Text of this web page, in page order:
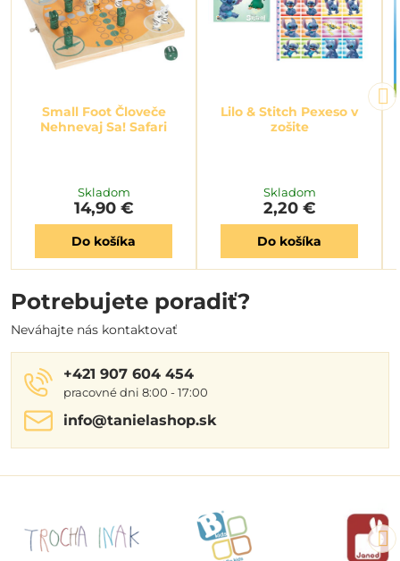
Small Foot Človeče
Nehnevaj Sa! Safari
Skladom
14,90 €
Do košíka
Lilo & Stitch Pexeso v
zošite
Skladom
2,20 €
Do košíka
Potrebujete poradiť?
Neváhajte nás kontaktovať
+421 907 604 454
pracovné dni 8:00 - 17:00
info​@tanielashop​.sk